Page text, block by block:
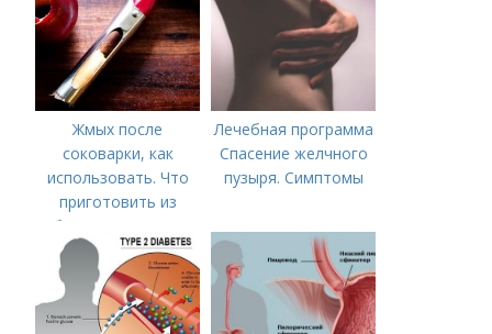
Жмых после
соковарки, как
использовать. Что
приготовить из
яблочного пюре от
сока после
соковарки,
соковыжималки.
Рецепты пошагово
Лечебная программа
Спасение желчного
пузыря. Симптомы